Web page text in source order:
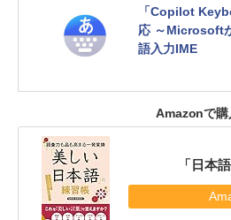
「Copilot
応 ～Microsoft
語入力IME
Amazonで購
「日本